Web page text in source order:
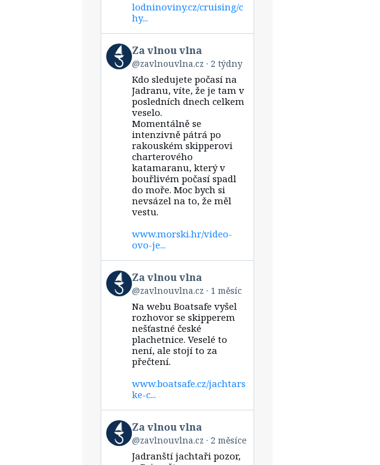
lodninoviny.cz/cruising/c
hy...
View
post
by
Bluesky
Za vlnou vlna
@zavlnouvlna.cz 2 týdny
Kdo sledujete počasí na
Jadranu, víte, že je tam v
posledních dnech celkem
veselo.
Momentálně se
intenzivně pátrá po
rakouském skipperovi
charterového
katamaranu, který v
bouřlivém počasí spadl
do moře. Moc bych si
nevsázel na to, že měl
vestu.
www.morski.hr/video-
ovo-je...
View
post
by
Bluesky
Za vlnou vlna
@zavlnouvlna.cz 1 měsíc
Na webu Boatsafe vyšel
rozhovor se skipperem
nešťastné české
plachetnice. Veselé to
není, ale stojí to za
přečtení.
www.boatsafe.cz/jachtars
ke-c...
View
post
by
Za vlnou vlna
@zavlnouvlna.cz 2 měsíce
Jadranští jachtaři pozor,